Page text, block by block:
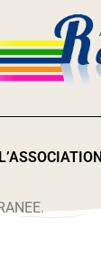
L’ASSOCIATION